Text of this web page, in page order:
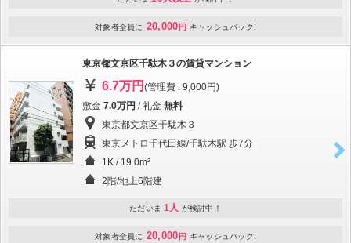
対象者全員に 20,000 円 キャッシュバック!
東京都文京区千駄木３の賃貸マンション
6.7万円 (管理費 : 9,000円)
敷金 7.0万円 / 礼金 無料
東京都文京区千駄木３
東京メトロ千代田線/千駄木駅 歩7分
1K / 19.0m²
2階/地上6階建
ただいま 1人 が検討中！
対象者全員に 20,000 円 キャッシュバック!